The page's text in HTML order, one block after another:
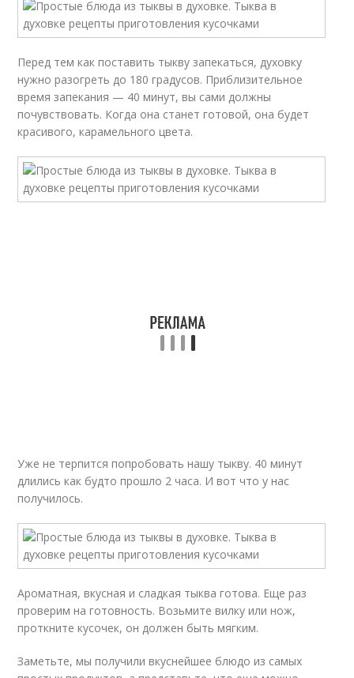
Перед тем как поставить тыкву запекаться, духовку
нужно разогреть до 180 градусов. Приблизительное
время запекания — 40 минут, вы сами должны
почувствовать. Когда она станет готовой, она будет
красивого, карамельного цвета.
Уже не терпится попробовать нашу тыкву. 40 минут
длились как будто прошло 2 часа. И вот что у нас
получилось.
Ароматная, вкусная и сладкая тыква готова. Еще раз
проверим на готовность. Возьмите вилку или нож,
проткните кусочек, он должен быть мягким.
Заметьте, мы получили вкуснейшее блюдо из самых